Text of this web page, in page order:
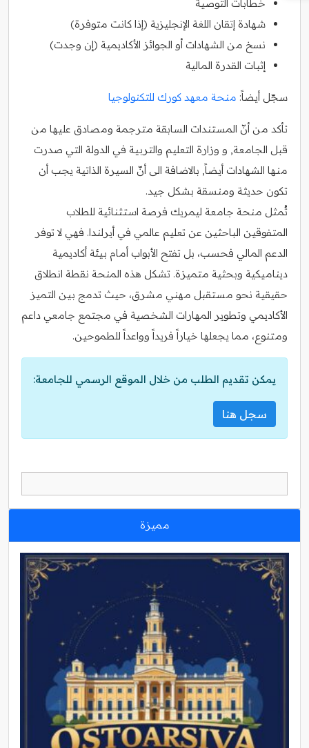
خطابات التوصية
شهادة إتقان اللغة الإنجليزية (إذا كانت متوفرة)
نسخ من الشهادات أو الجوائز الأكاديمية (إن وجدت)
إثبات القدرة المالية
سجّل أيضاً: منحة معهد كورك للتكنولوجيا
تأكد من أنّ المستندات السابقة مترجمة ومصادق عليها من
قبل الجامعة, و وزارة التعليم والتربية في الدولة التي صدرت
منها الشهادات أيضاً, بالاضافة الى أنّ السيرة الذاتية يجب أن
تكون حديثة ومنسقة بشكل جيد.
تُمثل منحة جامعة ليمريك فرصة استثنائية للطلاب
المتفوقين الباحثين عن تعليم عالمي في أيرلندا. فهي لا توفر
الدعم المالي فحسب، بل تفتح الأبواب أمام بيئة أكاديمية
ديناميكية وبحثية متميزة. تشكل هذه المنحة نقطة انطلاق
حقيقية نحو مستقبل مهني مشرق، حيث تدمج بين التميز
الأكاديمي وتطوير المهارات الشخصية في مجتمع جامعي داعم
ومتنوع، مما يجعلها خياراً فريداً وواعداً للطموحين.
يمكن تقديم الطلب من خلال الموقع الرسمي للجامعة:
سجل هنا
مميزة